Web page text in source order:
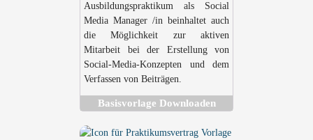
Ausbildungspraktikum als Social
Media Manager /in beinhaltet auch
die Möglichkeit zur aktiven
Mitarbeit bei der Erstellung von
Social-Media-Konzepten und dem
Verfassen von Beiträgen.
Basisvorlage Downloaden